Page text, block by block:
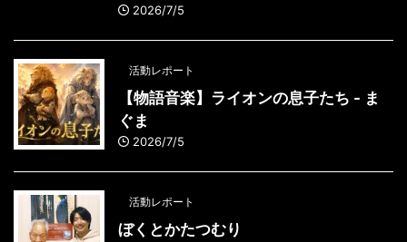
2026/7/5
活動レポート
【物語音楽】ライオンの息子たち - ま
ぐま
2026/7/5
活動レポート
ぼくとかたつむり